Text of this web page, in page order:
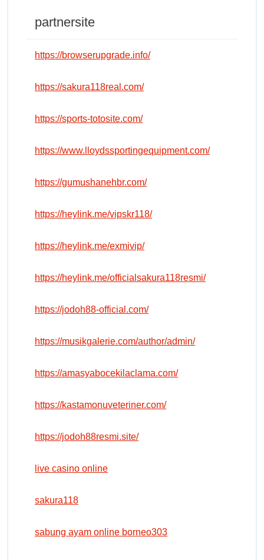
partnersite
https://browserupgrade.info/
https://sakura118real.com/
https://sports-totosite.com/
https://www.lloydssportingequipment.com/
https://gumushanehbr.com/
https://heylink.me/vipskr118/
https://heylink.me/exmivip/
https://heylink.me/officialsakura118resmi/
https://jodoh88-official.com/
https://musikgalerie.com/author/admin/
https://amasyabocekilaclama.com/
https://kastamonuveteriner.com/
https://jodoh88resmi.site/
live casino online
sakura118
sabung ayam online borneo303